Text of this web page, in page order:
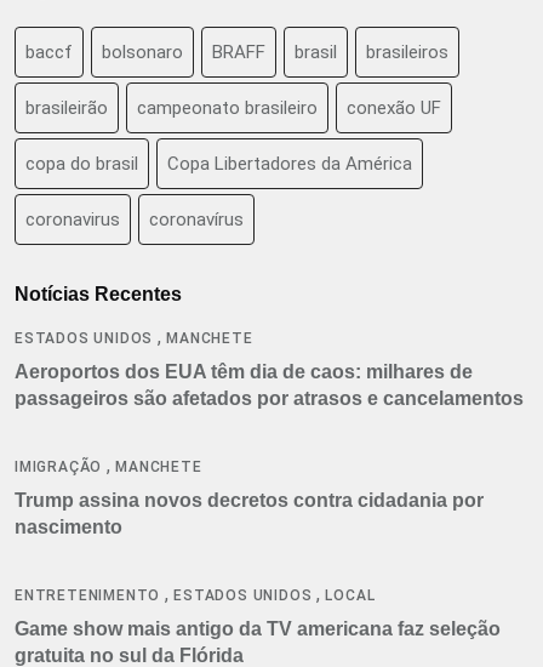
baccf bolsonaro BRAFF brasil brasileiros
brasileirão campeonato brasileiro conexão UF
copa do brasil Copa Libertadores da América
coronavirus coronavírus
Notícias Recentes
ESTADOS UNIDOS ,MANCHETE
Aeroportos dos EUA têm dia de caos: milhares de
passageiros são afetados por atrasos e cancelamentos
IMIGRAÇÃO ,MANCHETE
Trump assina novos decretos contra cidadania por
nascimento
ENTRETENIMENTO ,ESTADOS UNIDOS ,LOCAL
Game show mais antigo da TV americana faz seleção
gratuita no sul da Flórida